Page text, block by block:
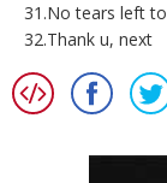
31.No tears left
32.Thank u, next